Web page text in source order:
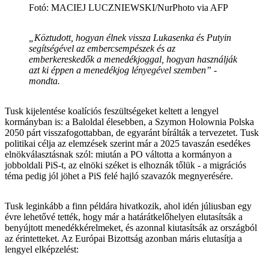
Fotó: MACIEJ LUCZNIEWSKI/NurPhoto via AFP
„Köztudott, hogyan élnek vissza Lukasenka és Putyin
segítségével az embercsempészek és az
emberkereskedők a menedékjoggal, hogyan használják
azt ki éppen a menedékjog lényegével szemben” -
mondta.
Tusk kijelentése koalíciós feszültségeket keltett a lengyel
kormányban is: a Baloldal élesebben, a Szymon Holownia Polska
2050 párt visszafogottabban, de egyaránt bírálták a tervezetet. Tusk
politikai célja az elemzések szerint már a 2025 tavaszán esedékes
elnökválasztásnak szól: miután a PO váltotta a kormányon a
jobboldali PiS-t, az elnöki széket is elhoznák tőlük - a migrációs
téma pedig jól jöhet a PiS felé hajló szavazók megnyerésére.
Tusk leginkább a finn példára hivatkozik, ahol idén júliusban egy
évre lehetővé tették, hogy már a határátkelőhelyen elutasítsák a
benyújtott menedékkérelmeket, és azonnal kiutasítsák az országból
az érintetteket. Az Európai Bizottság azonban máris elutasítja a
lengyel elképzelést: